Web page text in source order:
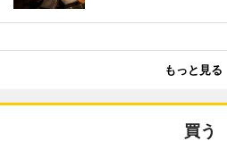
もっと見る
買う